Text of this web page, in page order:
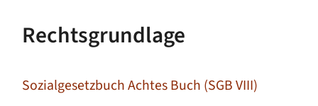
Rechtsgrundlage
Sozialgesetzbuch Achtes Buch (SGB VIII)